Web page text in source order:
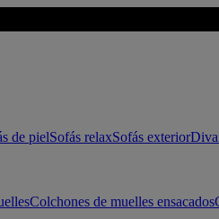
de pielSofás relaxSofás exterior
Colchones de muelles ensacados